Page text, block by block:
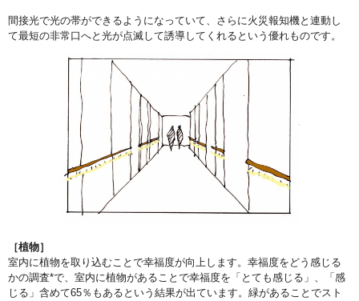
間接光で光の帯ができるようになっていて、さらに火災報知機と連動し
て最短の非常口へと光が点滅して誘導してくれるという優れものです。
［植物］
室内に植物を取り込むことで幸福度が向上します。幸福度をどう感じる
かの調査*で、室内に植物があることで幸福度を「とても感じる」、「感
じる」含めて65％もあるという結果が出ています。緑があることでスト